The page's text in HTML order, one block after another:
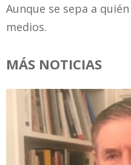
Aunque se sepa a
medios.
MÁS NOTICIAS